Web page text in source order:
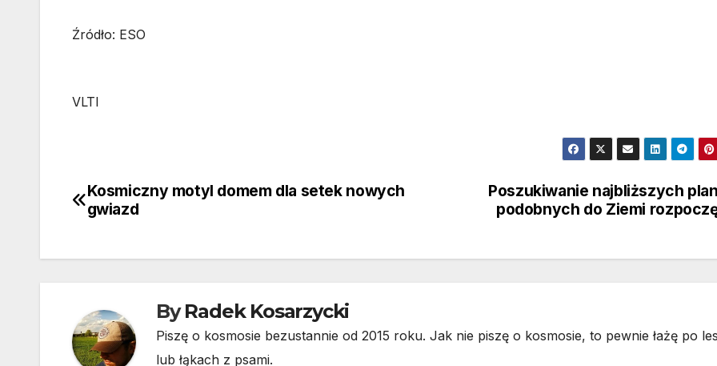
Źródło: ESO
VLTI
Nawigacja
Poszukiwanie najbliższych
podobnych do Ziemi
Kosmiczny motyl domem dla setek nowych
gwiazd
ByRadek Kosarzycki
Piszę o kosmosie bezustannie od 2015 roku. Jak nie piszę o kosmosie, to pewnie łażę po
lub łąkach z psami.